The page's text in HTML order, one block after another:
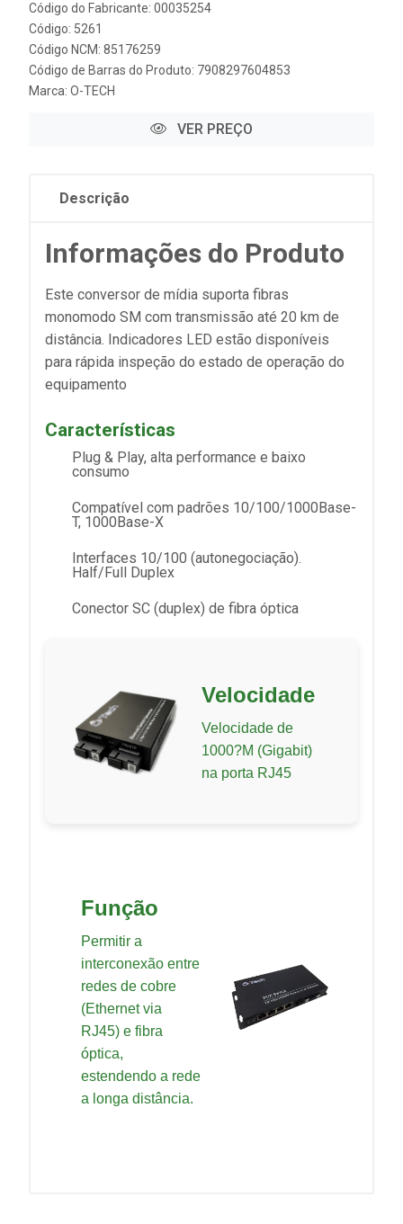
Código do Fabricante: 00035254
Código: 5261
Código NCM: 85176259
Código de Barras do Produto: 7908297604853
Marca: O-TECH
VER PREÇO
Descrição
Informações do Produto
Este conversor de mídia suporta fibras
monomodo SM com transmissão até 20 km de
distância. Indicadores LED estão disponíveis
para rápida inspeção do estado de operação do
equipamento
Características
Plug & Play, alta performance e baixo
consumo
Compatível com padrões 10/100/1000Base-
T, 1000Base-X
Interfaces 10/100 (autonegociação).
Half/Full Duplex
Conector SC (duplex) de fibra óptica
Velocidade
Velocidade de
1000?M (Gigabit)
na porta RJ45
Função
Permitir a
interconexão entre
redes de cobre
(Ethernet via
RJ45) e fibra
óptica,
estendendo a rede
a longa distância.